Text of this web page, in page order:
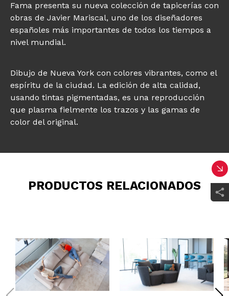
Fama presenta su nueva colección de tapicerías con
obras de Javier Mariscal, uno de los diseñadores
españoles más importantes de todos los tiempos a
nivel mundial.
Dibujo de Nueva York con colores vibrantes, como el
espíritu de la ciudad. La edición de alta calidad,
usando tintas pigmentadas, es una reproducción
que plasma fielmente los trazos y las gamas de
color del original.
PRODUCTOS RELACIONADOS